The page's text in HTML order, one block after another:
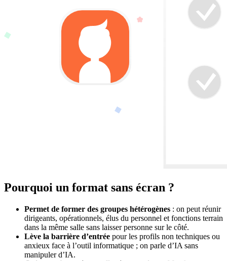
Pourquoi un format sans écran ?
Permet de former des groupes hétérogènes : on peut réunir
dirigeants, opérationnels, élus du personnel et fonctions terrain
dans la même salle sans laisser personne sur le côté.
Lève la barrière d’entrée pour les profils non techniques ou
anxieux face à l’outil informatique ; on parle d’IA sans
manipuler d’IA.